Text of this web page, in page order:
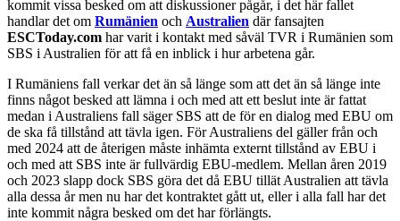
kommit vissa besked om att diskussioner pågår, i det här fallet
handlar det om Rumänien och Australien där fansajten
ESCToday.com har varit i kontakt med såväl TVR i Rumänien som
SBS i Australien för att få en inblick i hur arbetena går.
I Rumäniens fall verkar det än så länge som att det än så länge inte
finns något besked att lämna i och med att ett beslut inte är fattat
medan i Australiens fall säger SBS att de för en dialog med EBU om
de ska få tillstånd att tävla igen. För Australiens del gäller från och
med 2024 att de återigen måste inhämta externt tillstånd av EBU i
och med att SBS inte är fullvärdig EBU-medlem. Mellan åren 2019
och 2023 slapp dock SBS göra det då EBU tillät Australien att tävla
alla dessa år men nu har det kontraktet gått ut, eller i alla fall har det
inte kommit några besked om det har förlängts.